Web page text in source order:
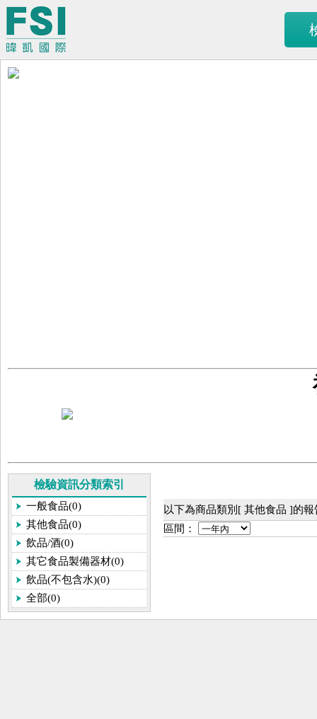
檢驗資訊分類索引
一般食品(0)
其他食品(0)
飲品/酒(0)
其它食品製備器材(0)
飲品(不包含水)(0)
全部(0)
以下為商品類別[ 其他食品 ]的
區間：